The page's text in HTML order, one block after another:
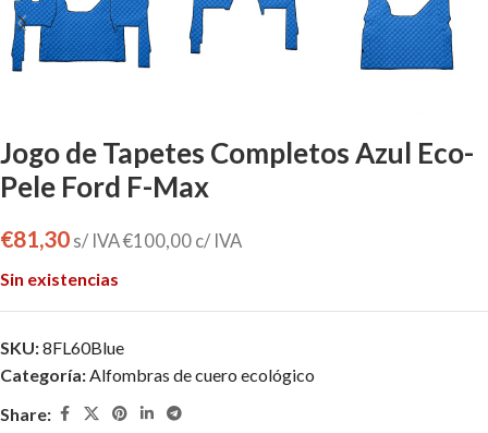
Jogo de Tapetes Completos Azul Eco-
Pele Ford F-Max
€81,30 s/ IVA€100,00 c/ IVA
Sin existencias
SKU:8FL60Blue
Categoría:Alfombras de cuero ecológico
Share: